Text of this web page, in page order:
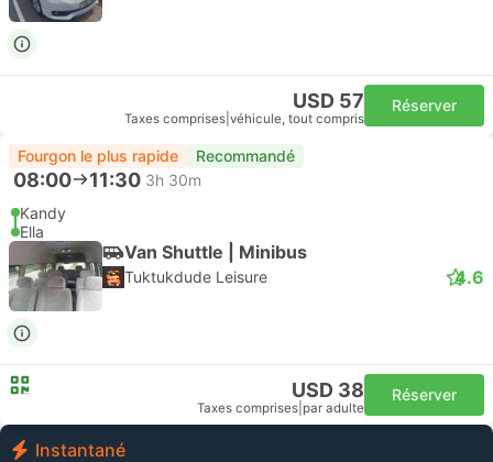
USD 57
Taxes comprises véhicule, tout compris
Réserver
Fourgon le plus rapide Recommandé
08:00 11:30 3h 30m
Kandy
Ella
Van Shuttle | Minibus
Tuktukdude Leisure 4.6
USD 38
Taxes comprises par adulte
Réserver
Instantané